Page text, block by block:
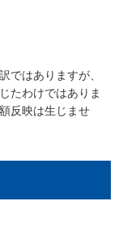
ではありますが、
たわけではありま
反映は生じませ